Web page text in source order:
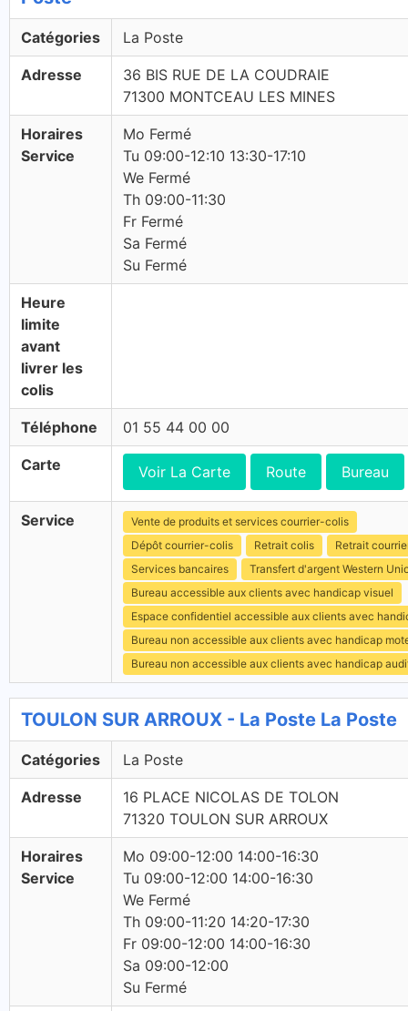
Catégories La Poste
Adresse
36 BIS RUE DE LA COUDRAIE
71300 MONTCEAU LES MINES
Horaires
Service
Mo Fermé
Tu 09:00-12:10 13:30-17:10
We Fermé
Th 09:00-11:30
Fr Fermé
Sa Fermé
Su Fermé
Heure
limite
avant
livrer les
colis
Téléphone 01 55 44 00 00
Carte Voir La Carte Route Bureau
Service
Vente de produits et services courrier-colis
Dépôt courrier-colis
Retrait colis
Retrait
Services bancaires
Transfert d'argent Western
Bureau accessible aux clients avec handicap visuel
Espace confidentiel accessible aux clients avec
Bureau non accessible aux clients avec handicap
Bureau non accessible aux clients avec handicap
TOULON SUR ARROUX - La Poste La Poste
Catégories La Poste
Adresse
16 PLACE NICOLAS DE TOLON
71320 TOULON SUR ARROUX
Horaires
Service
Mo 09:00-12:00 14:00-16:30
Tu 09:00-12:00 14:00-16:30
We Fermé
Th 09:00-11:20 14:20-17:30
Fr 09:00-12:00 14:00-16:30
Sa 09:00-12:00
Su Fermé